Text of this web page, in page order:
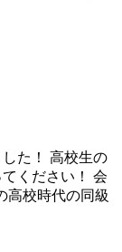
た！ 高校生の
ください！ 会
高校時代の同級